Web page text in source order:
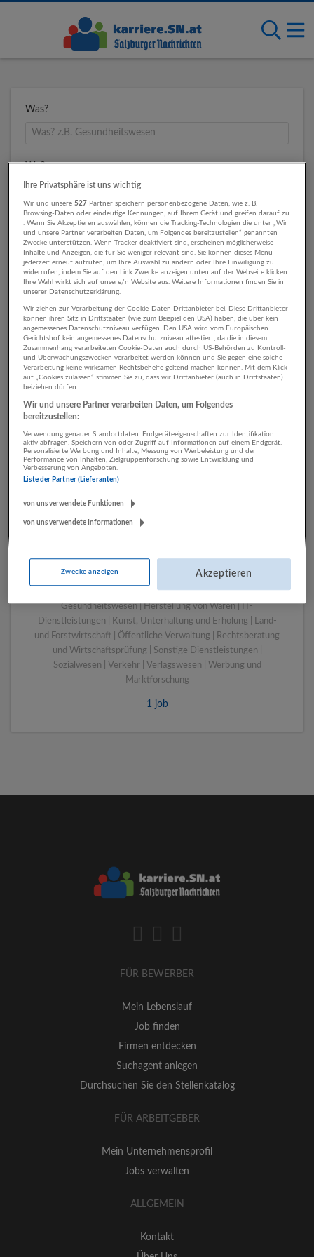
Was?
Wo?
Umkreis
1 Rechnungswesen,
Controlling Pädagogik
Unternehmen
Bergheim bei Salzburg
Bau | Beherbergung und Gastronomie | Einzelhandel |
Energieversorgung | Finanz- und Versicherungsleistungen |
Gesundheitswesen | Herstellung von Waren | IT-
Dienstleistungen | Kunst, Unterhaltung und Erholung | Land-
und Forstwirtschaft | Öffentliche Verwaltung | Rechtsberatung
und Wirtschaftsprüfung | Sonstige Dienstleistungen |
Sozialwesen | Verkehr | Verlagswesen | Werbung und
Marktforschung
1 job
FÜR BEWERBER
Mein Lebenslauf
Job finden
Firmen entdecken
Suchagent anlegen
Durchsuchen Sie den Stellenkatalog
FÜR ARBEITGEBER
Mein Unternehmensprofil
Jobs verwalten
ALLGEMEIN
Kontakt
Ihre Privatsphäre ist uns wichtig
Wir und unsere527 Partner speichern personenbezogene Daten, wie z. B.
Browsing-Daten oder eindeutige Kennungen, auf Ihrem Gerät und greifen darauf zu
. Wenn Sie Akzeptieren auswählen, können die Tracking-Technologien die unter „Wir
und unsere Partner verarbeiten Daten, um Folgendes bereitzustellen“ genannten
Zwecke unterstützen. Wenn Tracker deaktiviert sind, erscheinen möglicherweise
Inhalte und Anzeigen, die für Sie weniger relevant sind. Sie können dieses Menü
jederzeit erneut aufrufen, um Ihre Auswahl zu ändern oder Ihre Einwilligung zu
widerrufen, indem Sie auf den Link Zwecke anzeigen unten auf der Webseite klicken.
Ihre Wahl wirkt sich auf unsere/n Website aus. Weitere Informationen finden Sie in
unserer Datenschutzerklärung.
Wir ziehen zur Verarbeitung der Cookie-Daten Drittanbieter bei. Diese Drittanbieter
können ihren Sitz in Drittstaaten (wie zum Beispiel den USA) haben, die über kein
angemessenes Datenschutzniveau verfügen. Den USA wird vom Europäischen
Gerichtshof kein angemessenes Datenschutzniveau attestiert, da die in diesem
Zusammenhang verarbeiteten Cookie-Daten auch durch US-Behörden zu Kontroll-
und Überwachungszwecken verarbeitet werden können und Sie gegen eine solche
Verarbeitung keine wirksamen Rechtsbehelfe geltend machen können. Mit dem Klick
auf „Cookies zulassen“ stimmen Sie zu, dass wir Drittanbieter (auch in Drittstaaten)
beiziehen dürfen.
Wir und unsere Partner verarbeiten Daten, um Folgendes
bereitzustellen:
Verwendung genauer Standortdaten. Endgeräteeigenschaften zur Identifikation
aktiv abfragen. Speichern von oder Zugriff auf Informationen auf einem Endgerät.
Personalisierte Werbung und Inhalte, Messung von Werbeleistung und der
Performance von Inhalten, Zielgruppenforschung sowie Entwicklung und
Verbesserung von Angeboten.
Liste der Partner (Lieferanten)
von uns verwendete Funktionen
von uns verwendete Informationen
Zwecke anzeigen Akzeptieren